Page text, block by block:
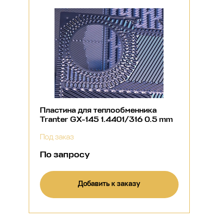
Пластина для теплообменника
Tranter GX-145 1.4401/316 0.5 mm
Под заказ
По запросу
Добавить к заказу